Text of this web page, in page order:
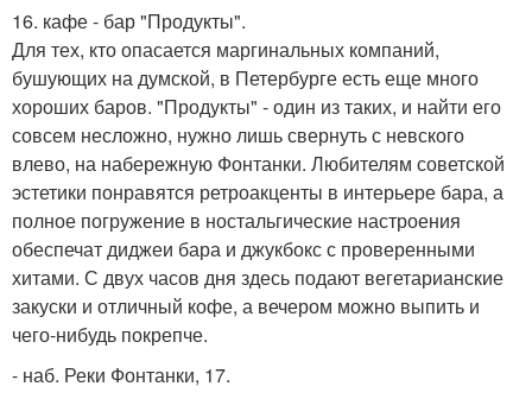
16. кафе - бар "Продукты".
Для тех, кто опасается маргинальных компаний,
бушующих на думской, в Петербурге есть еще много
хороших баров. "Продукты" - один из таких, и найти его
совсем несложно, нужно лишь свернуть с невского
влево, на набережную Фонтанки. Любителям советской
эстетики понравятся ретроакценты в интерьере бара, а
полное погружение в ностальгические настроения
обеспечат диджеи бара и джукбокс с проверенными
хитами. С двух часов дня здесь подают вегетарианские
закуски и отличный кофе, а вечером можно выпить и
чего-нибудь покрепче.
- наб. Реки Фонтанки, 17.